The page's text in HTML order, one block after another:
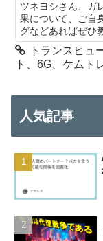
ツネヨシさん、ガ
果について、ご自
グなどあればぜひ
トランスヒュ
ト、6G、ケムト
人気記事